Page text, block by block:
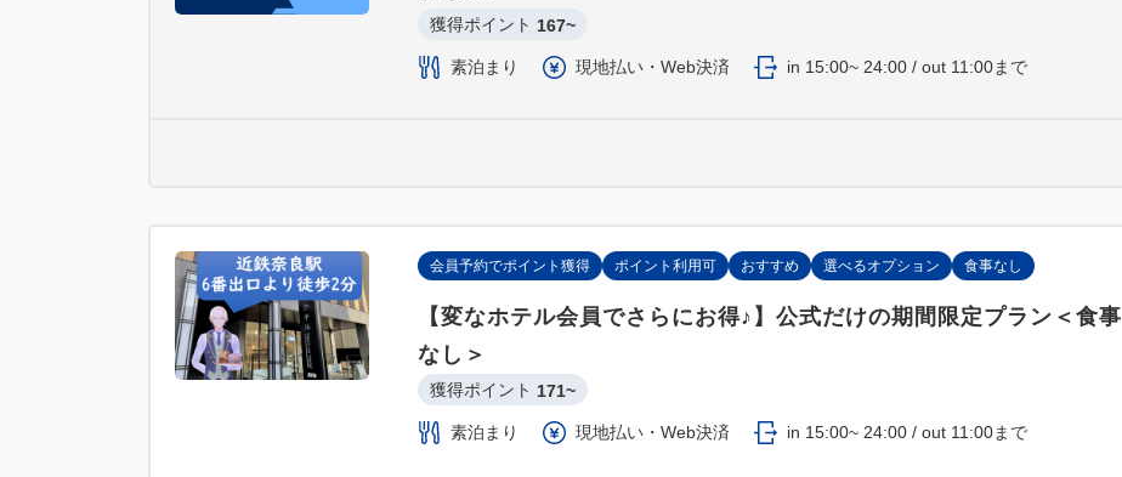
獲得ポイント 167~
素泊まり 現地払い・Web決済 in 15:00~ 24:00 / out 11:00まで
会員予約でポイント獲得 ポイント利用可 おすすめ 選べるオプション 食事なし
【変なホテル会員でさらにお得♪】公式だけの期間限定プラン＜食事
なし＞
獲得ポイント 171~
素泊まり 現地払い・Web決済 in 15:00~ 24:00 / out 11:00まで